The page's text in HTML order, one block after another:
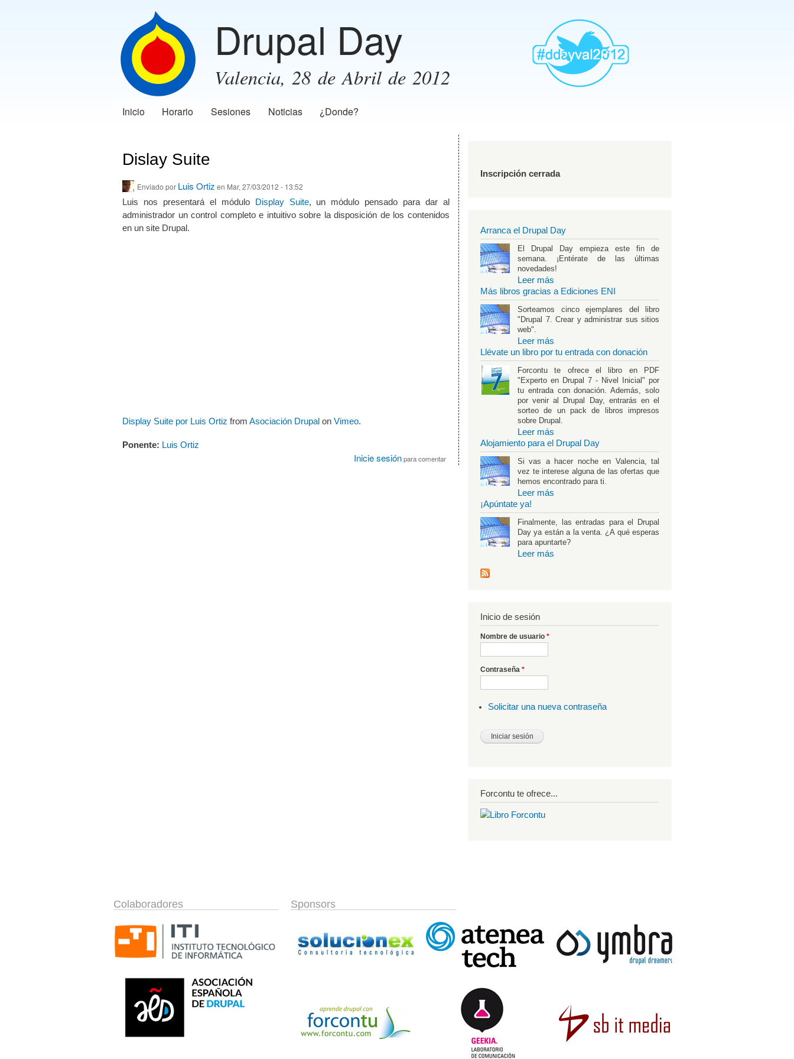
principal
Drupal Day
Valencia, 28 de Abril de 2012
AddthisTwtter
Inicio Horario Sesiones Noticias ¿Donde?
Dislay Suite
Enviado por Luis Ortiz en Mar, 27/03/2012 - 13:52
Luis nos presentará el módulo Display Suite, un módulo pensado para dar al
administrador un control completo e intuitivo sobre la disposición de los contenidos
en un site Drupal.
Display Suite por Luis Ortiz from Asociación Drupal on Vimeo.
Ponente: Luis Ortiz
Inicie sesiónpara comentar
Inscripción cerrada
Arranca el Drupal Day
El Drupal Day empieza este fin de
semana. ¡Entérate de las últimas
novedades!
Leer más
Más libros gracias a Ediciones ENI
Sorteamos cinco ejemplares del libro
"Drupal 7. Crear y administrar sus sitios
web".
Leer más
Llévate un libro por tu entrada con donación
Forcontu te ofrece el libro en PDF
"Experto en Drupal 7 - Nivel Inicial" por
tu entrada con donación. Además, solo
por venir al Drupal Day, entrarás en el
sorteo de un pack de libros impresos
sobre Drupal.
Leer más
Alojamiento para el Drupal Day
Si vas a hacer noche en Valencia, tal
vez te interese alguna de las ofertas que
hemos encontrado para ti.
Leer más
¡Apúntate ya!
Finalmente, las entradas para el Drupal
Day ya están a la venta. ¿A qué esperas
para apuntarte?
Leer más
Inicio de sesión
Nombre de usuario *
Contraseña *
Solicitar una nueva contraseña
Forcontu te ofrece...
Colaboradores Sponsors